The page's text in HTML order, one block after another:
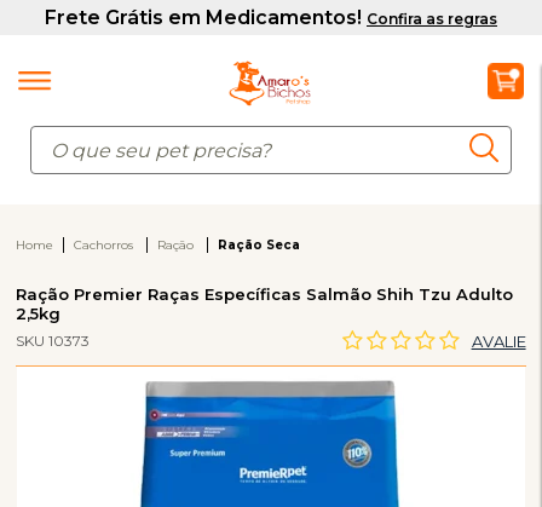
Home Cachorros Ração Ração Seca
Ração Premier Raças Específicas Salmão Shih Tzu Adulto
2,5kg
SKU 10373 AVALIE